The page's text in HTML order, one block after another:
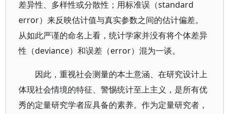
差异性、多样性或分散性；用标准误（standard
error）来反映估计值与真实参数之间的估计偏差。
从如此严谨的命名上看，统计学家并没有将个体差异
性（deviance）和误差（error）混为一谈。
因此，重视社会测量的本土意涵、在研究设计上
体现社会情境的特征、警惕统计至上主义，是所有优
秀的定量研究学者应具备的素养。作为定量研究者，